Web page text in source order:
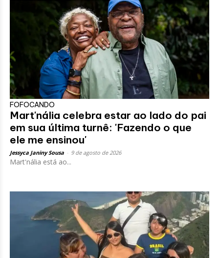
FOFOCANDO
Mart'nália celebra estar ao lado do pai
em sua última turnê: 'Fazendo o que
ele me ensinou'
Jessyca Janiny Sousa 9 de agosto de 2026
Mart'nália está ao...